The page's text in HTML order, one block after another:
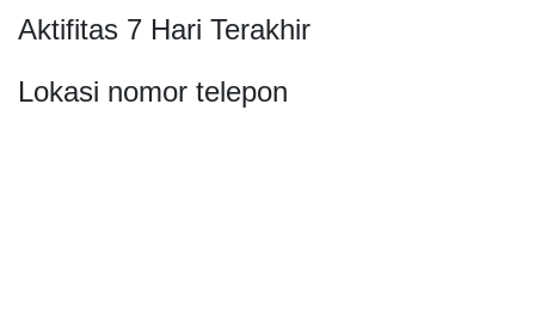
Aktifitas 7 Hari Terakhir
Lokasi nomor telepon